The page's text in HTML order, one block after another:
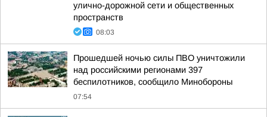
улично-дорожной сети и общественных
пространств
08:03
Прошедшей ночью силы ПВО уничтожили
над российскими регионами 397
беспилотников, сообщило Минобороны
07:54